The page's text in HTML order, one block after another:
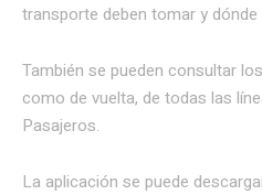
transporte deben tomar y
También se pueden consultar
como de vuelta, de todas las
Pasajeros.
La aplicación se puede